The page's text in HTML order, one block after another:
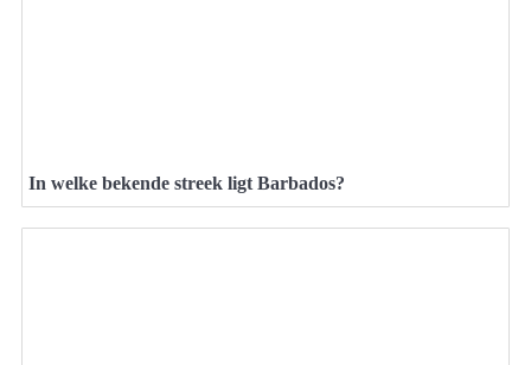
In welke bekende streek ligt Barbados?